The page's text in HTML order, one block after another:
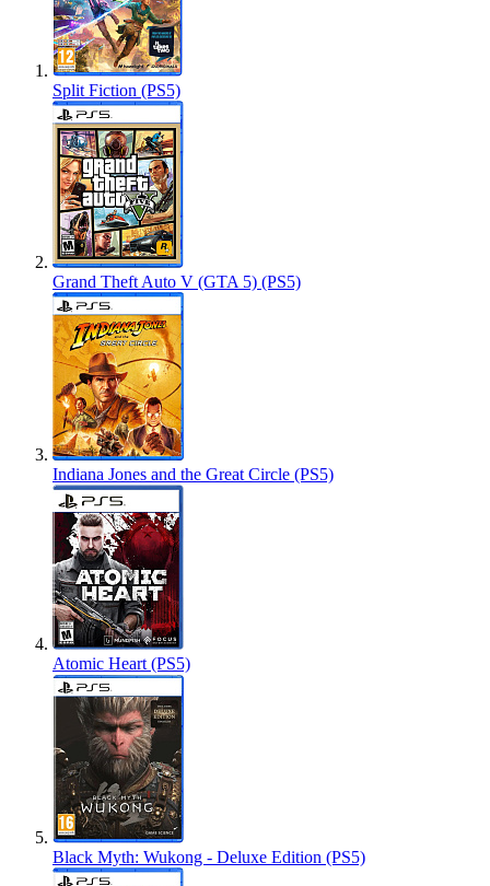
Split Fiction (PS5)
Grand Theft Auto V (GTA 5) (PS5)
Indiana Jones and the Great Circle (PS5)
Atomic Heart (PS5)
Black Myth: Wukong - Deluxe Edition (PS5)